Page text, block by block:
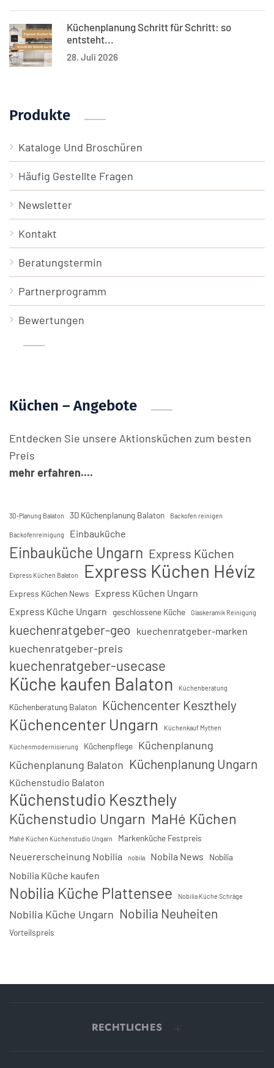
Küchenplanung Schritt für Schritt: so
entsteht...
28. Juli 2026
Produkte
Kataloge Und Broschüren
Häufig Gestellte Fragen
Newsletter
Kontakt
Beratungstermin
Partnerprogramm
Bewertungen
Küchen – Angebote
Entdecken Sie unsere Aktionsküchen zum besten
Preis
mehr erfahren....
3D-Planung Balaton 3D Küchenplanung Balaton Backofen reinigen
Backofenreinigung Einbauküche
Einbauküche Ungarn Express Küchen
Express Küchen Balaton Express Küchen Hévíz
Express Küchen News
Express Küchen Ungarn
Express Küche Ungarn geschlossene Küche Glaskeramik Reinigung
kuechenratgeber-geo kuechenratgeber-marken
kuechenratgeber-preis
kuechenratgeber-usecase
Küche kaufen Balaton Küchenberatung
Küchenberatung Balaton Küchencenter Keszthely
Küchencenter Ungarn Küchenkauf Mythen
Küchenmodernisierung Küchenpflege Küchenplanung
Küchenplanung Balaton Küchenplanung Ungarn
Küchenstudio Balaton
Küchenstudio Keszthely
Küchenstudio Ungarn MaHé Küchen
Mahé Küchen Küchenstudio Ungarn Markenküche Festpreis
Neuererscheinung Nobilia nobila Nobila News Nobilia
Nobilia Küche kaufen
Nobilia Küche Plattensee Nobilia Küche Schräge
Nobilia Küche Ungarn Nobilia Neuheiten
Vorteilspreis
RECHTLICHES